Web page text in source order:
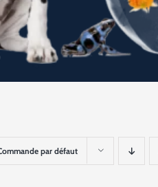
par défaut